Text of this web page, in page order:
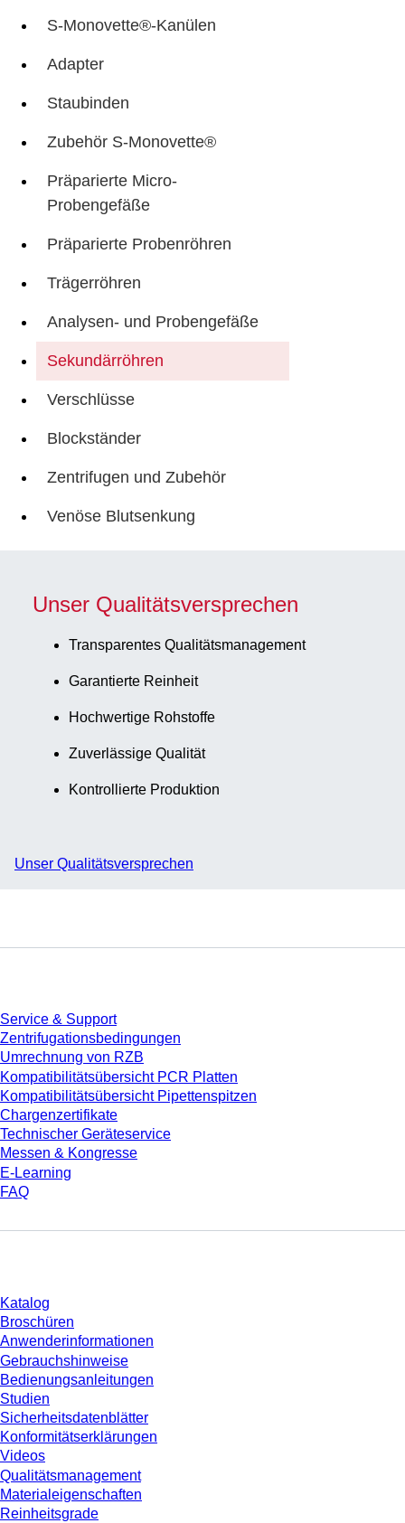
S-Monovette®-Kanülen
Adapter
Staubinden
Zubehör S-Monovette®
Präparierte Micro-
Probengefäße
Präparierte Probenröhren
Trägerröhren
Analysen- und Probengefäße
Sekundärröhren
Verschlüsse
Blockständer
Zentrifugen und Zubehör
Venöse Blutsenkung
Unser Qualitätsversprechen
Transparentes Qualitätsmanagement
Garantierte Reinheit
Hochwertige Rohstoffe
Zuverlässige Qualität
Kontrollierte Produktion
Unser Qualitätsversprechen
Service & Support
Zentrifugationsbedingungen
Umrechnung von RZB
Kompatibilitätsübersicht PCR Platten
Kompatibilitätsübersicht Pipettenspitzen
Chargenzertifikate
Technischer Geräteservice
Messen & Kongresse
E-Learning
FAQ
Katalog
Broschüren
Anwenderinformationen
Gebrauchshinweise
Bedienungsanleitungen
Studien
Sicherheitsdatenblätter
Konformitätserklärungen
Videos
Qualitätsmanagement
Materialeigenschaften
Reinheitsgrade